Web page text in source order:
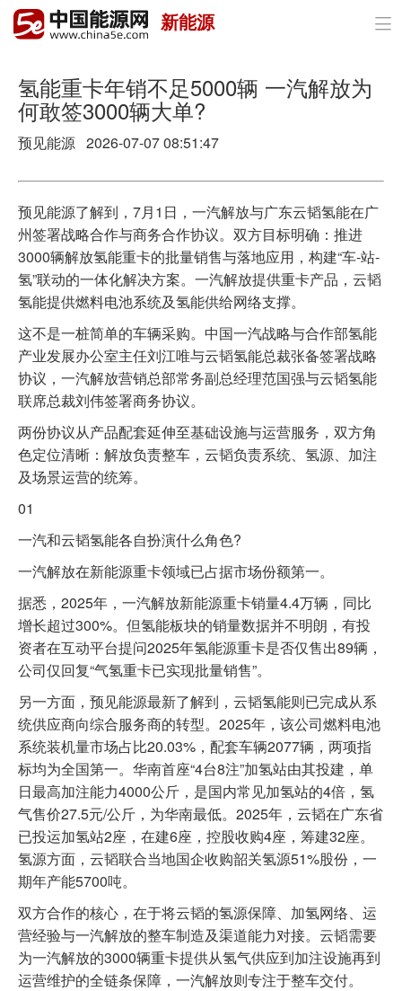
首页
政策与经济
油气
电力
新能源
节能环保
分布式能源
新能源 
氢能重卡年销不足5000辆 一汽解放为
何敢签3000辆大单?
预见能源 2026-07-07 08:51:47
预见能源了解到，7月1日，一汽解放与广东云韬氢能在广
州签署战略合作与商务合作协议。双方目标明确：推进
3000辆解放氢能重卡的批量销售与落地应用，构建“车-站-
氢”联动的一体化解决方案。一汽解放提供重卡产品，云韬
氢能提供燃料电池系统及氢能供给网络支撑。
这不是一桩简单的车辆采购。中国一汽战略与合作部氢能
产业发展办公室主任刘江唯与云韬氢能总裁张备签署战略
协议，一汽解放营销总部常务副总经理范国强与云韬氢能
联席总裁刘伟签署商务协议。
两份协议从产品配套延伸至基础设施与运营服务，双方角
色定位清晰：解放负责整车，云韬负责系统、氢源、加注
及场景运营的统筹。
01
一汽和云韬氢能各自扮演什么角色?
一汽解放在新能源重卡领域已占据市场份额第一。
据悉，2025年，一汽解放新能源重卡销量4.4万辆，同比
增长超过300%。但氢能板块的销量数据并不明朗，有投
资者在互动平台提问2025年氢能源重卡是否仅售出89辆，
公司仅回复“气氢重卡已实现批量销售”。
另一方面，预见能源最新了解到，云韬氢能则已完成从系
统供应商向综合服务商的转型。2025年，该公司燃料电池
系统装机量市场占比20.03%，配套车辆2077辆，两项指
标均为全国第一。华南首座“4台8注”加氢站由其投建，单
日最高加注能力4000公斤，是国内常见加氢站的4倍，氢
气售价27.5元/公斤，为华南最低。2025年，云韬在广东省
已投运加氢站2座，在建6座，控股收购4座，筹建32座。
氢源方面，云韬联合当地国企收购韶关氢源51%股份，一
期年产能5700吨。
双方合作的核心，在于将云韬的氢源保障、加氢网络、运
营经验与一汽解放的整车制造及渠道能力对接。云韬需要
为一汽解放的3000辆重卡提供从氢气供应到加注设施再到
运营维护的全链条保障，一汽解放则专注于整车交付。